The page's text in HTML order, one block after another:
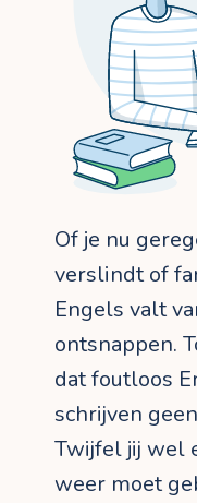
Of je nu
verslindt of
Engels valt
ontsnappen.
dat foutloos
schrijven
Twijfel jij wel
weer moet